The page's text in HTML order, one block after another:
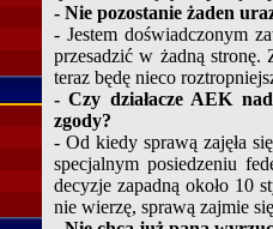
- Nie pozostanie żaden
- Jestem doświadczonym
przesadzić w żadną stronę.
teraz będę nieco
- Czy działacze AEK
zgody?
- Od kiedy sprawą zajęła
specjalnym posiedzeniu
decyzje zapadną około 10
nie wierzę, sprawą zajmie